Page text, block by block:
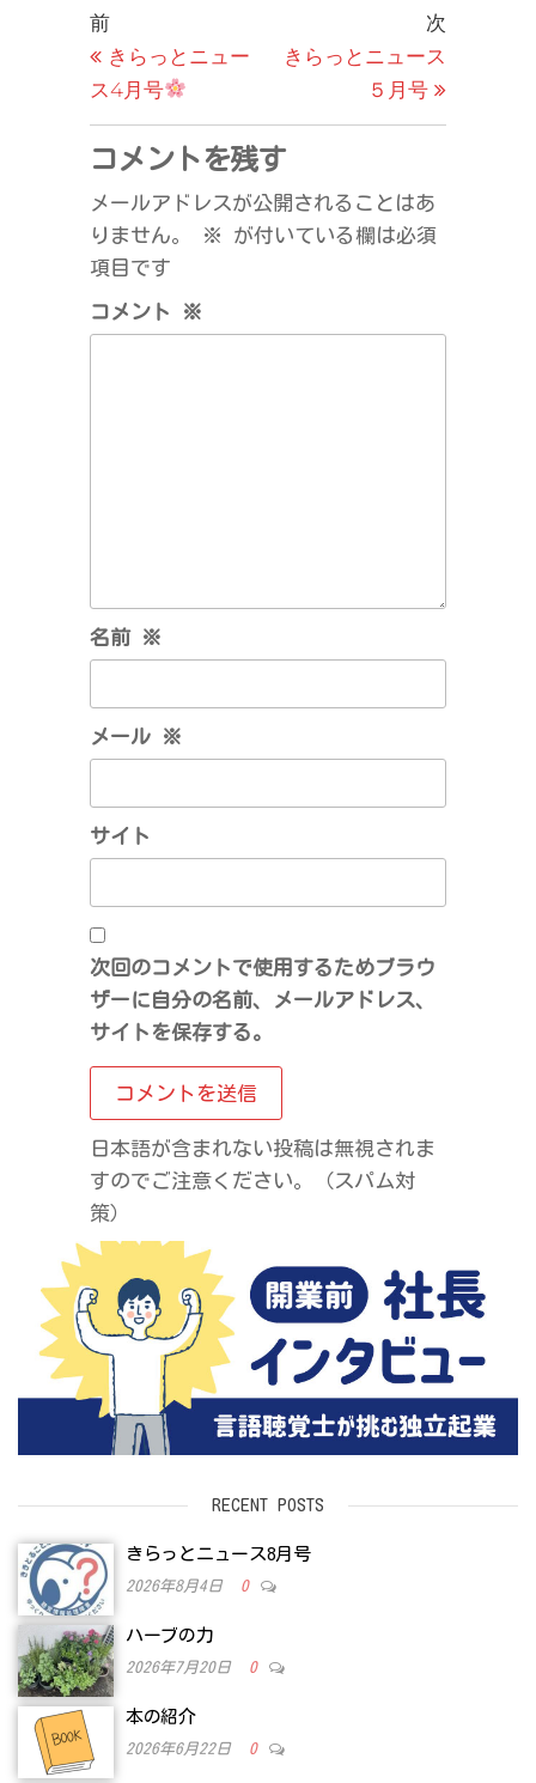
投
稿
ナ
ビ
ゲ
ー
シ
ョ
ン
過
去
の
稿
前
きらっとニュー
ス4月号
投
次
きらっとニュース
５月号
コメントを残す
メールアドレスが公開されることはあ
りません。
※
が付いている欄は必須
項目です
コメント ※
名前 ※
メール ※
サイト
次回のコメントで使用するためブラウ
ザーに自分の名前、メールアドレス、
サイトを保存する。
日本語が含まれない投稿は無視されま
すのでご注意ください。（スパム対
策）
RECENT POSTS
きらっとニュース8月号
2026年8月4日 0
ハーブの力
2026年7月20日 0
本の紹介
2026年6月22日 0